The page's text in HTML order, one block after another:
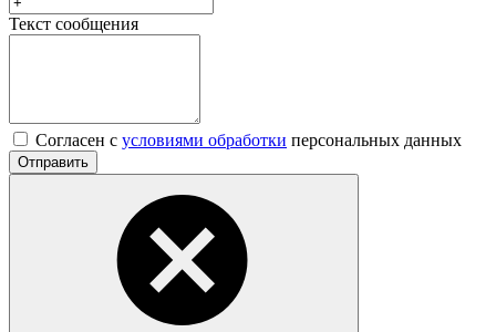
Текст сообщения
Согласен с условиями обработки персональных данных
Отправить